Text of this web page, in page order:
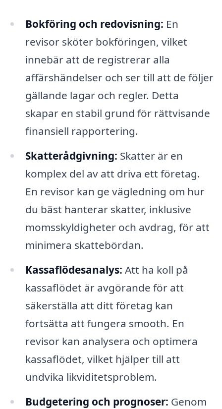
Bokföring och redovisning: En
revisor sköter bokföringen, vilket
innebär att de registrerar alla
affärshändelser och ser till att de följer
gällande lagar och regler. Detta
skapar en stabil grund för rättvisande
finansiell rapportering.
Skatterådgivning: Skatter är en
komplex del av att driva ett företag.
En revisor kan ge vägledning om hur
du bäst hanterar skatter, inklusive
momsskyldigheter och avdrag, för att
minimera skattebördan.
Kassaflödesanalys: Att ha koll på
kassaflödet är avgörande för att
säkerställa att ditt företag kan
fortsätta att fungera smooth. En
revisor kan analysera och optimera
kassaflödet, vilket hjälper till att
undvika likviditetsproblem.
Budgetering och prognoser: Genom